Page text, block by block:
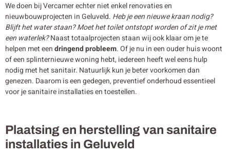
We doen bij Vercamer echter niet enkel renovaties en
nieuwbouwprojecten in Geluveld. Heb je een nieuwe kraan nodig?
Blijft het water staan? Moet het toilet ontstopt worden of zit je met
een waterlek?Naast totaalprojecten staan wij ook klaar om je te
helpen met eendringend probleem. Of je nu in een ouder huis woont
of een splinternieuwe woning hebt, iedereen heeft wel eens hulp
nodig met het sanitair. Natuurlijk kun je beter voorkomen dan
genezen. Daarom is een gedegen, preventief onderhoud essentieel
voor je sanitaire installaties en toestellen.
Plaatsing en herstelling van sanitaire
installaties in Geluveld